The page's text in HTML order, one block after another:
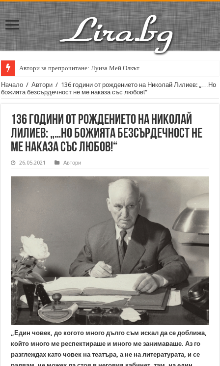
Автори за препрочитане: Луиза Мей Олкът
Кирил Кадийски: „Плачът на големия поет винаги е и сила, и
Начало / Автори / 136 години от рождението на Николай Лилиев: „…Но
божията безсърдечност не ме наказа със любов!“
136 години от рождението на Николай
Лилиев: „…Но божията безсърдечност не
ме наказа със любов!“
26.05.2021 Автори
„Един човек, до когото много дълго съм искал да се доближа,
който много ме респектираше и много ме занимаваше. Аз го
разглеждах като човек на театъра, а не на литературата, и се